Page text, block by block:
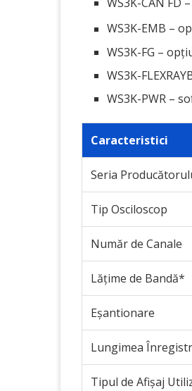
WS3K-EMB –
WS3K-FG –
WS3K-
WS3K-PWR –
Caracteristici
Seria
Tip Osciloscop
Număr de Canale
Lățime de Bandă*
Eșantionare
Lungimea
Tipul de Afișaj